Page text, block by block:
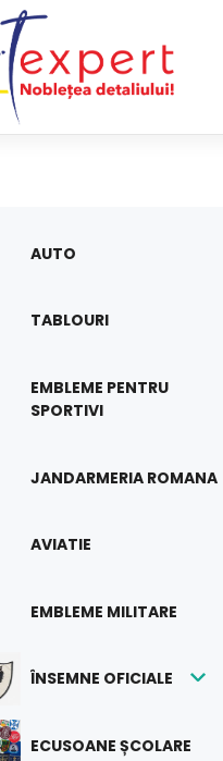
AUTO
TABLOURI
EMBLEME PENTRU
SPORTIVI
JANDARMERIA ROMANA
AVIATIE
EMBLEME MILITARE
ÎNSEMNE OFICIALE
ECUSOANE ȘCOLARE